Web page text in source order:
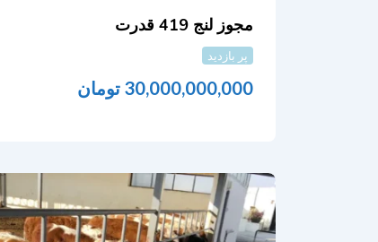
مجوز لنج 419 قدرت
پر بازدید
30,000,000,000 تومان